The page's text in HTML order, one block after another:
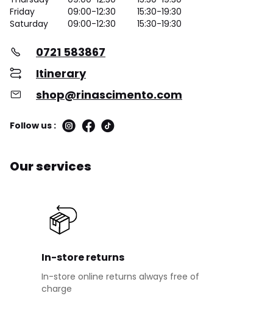
Friday
09:00-12:30
15:30-19:30
Saturday
09:00-12:30 15:30-19:30
0721 583867
Itinerary
shop@rinascimento.com
Follow us :
Our services
In-store returns
In-store online returns always free of
charge